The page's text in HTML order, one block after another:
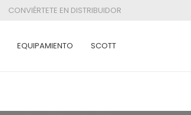
CONVIÉRTETE EN DISTRIBUIDOR
EQUIPAMIENTO SCOTT